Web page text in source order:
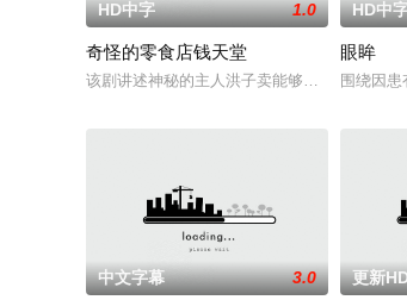
HD中字 1.0
奇怪的零食店钱天堂
该剧讲述神秘的主人洪子卖能够实现人们愿望
HD中
眼眸
围绕因患
中文字幕 3.0 更新